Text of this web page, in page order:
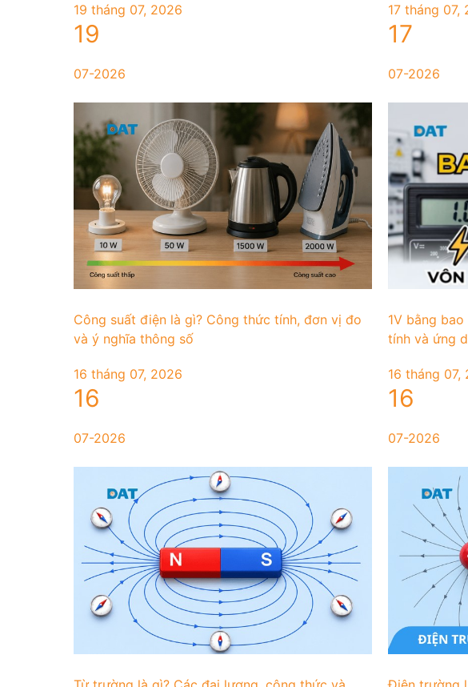
19 tháng 07, 2026
19
07-2026
17 tháng 07,
17
07-2026
Công suất điện là gì? Công thức tính, đơn vị đo
và ý nghĩa thông số
16 tháng 07, 2026
16
07-2026
1V bằng
tính và ứng
16 tháng 07,
16
07-2026